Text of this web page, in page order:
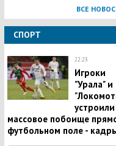
ВСЕ
СПОРТ
22:23
Игроки
"Урала" и
устроили
массовое побоище
футбольном поле -